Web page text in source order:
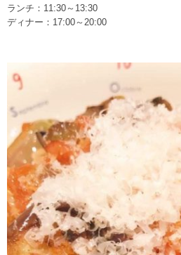
ランチ：11:30～13:30
ディナー：17:00～20:00